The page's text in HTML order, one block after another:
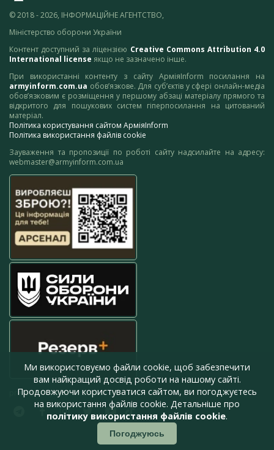
© 2018 - 2026, ІНФОРМАЦІЙНЕ АГЕНТСТВО,
Міністерство оборони України
Контент доступний за ліцензією Creative Commons Attribution 4.0
International license якщо не зазначено інше.
При використанні контенту з сайту АрміяInform посилання на
armyinform.com.ua обов’язкове. Для суб’єктів у сфері онлайн-медіа
обов’язковим є розміщення у першому абзаці матеріалу прямого та
відкритого для пошукових систем гіперпосилання на цитований
матеріал.
Політика користування сайтом АрміяInform
Політика використання файлів cookie
Зауваження та пропозиції по роботі сайту надсилайте на адресу:
webmaster@armyinform.com.ua
press@armyinform.com.ua
Ми використовуємо файли cookie, щоб забезпечити
вам найкращий досвід роботи на нашому сайті.
Продовжуючи користуватися сайтом, ви погоджуєтесь
на використання файлів cookie. Детальніше про
політику використання файлів cookie.
Погоджуюсь